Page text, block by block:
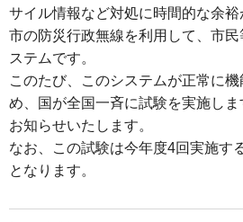
サイル情報など対処に時間的な余
市の防災行政無線を利用して、市
ステムです。
このたび、このシステムが正常に
め、国が全国一斉に試験を実施しま
お知らせいたします。
なお、この試験は今年度4回実施す
となります。